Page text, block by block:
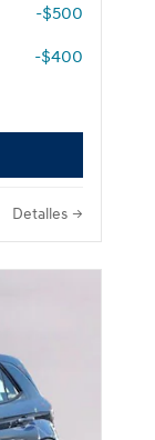
-$500
-$400
Detalles